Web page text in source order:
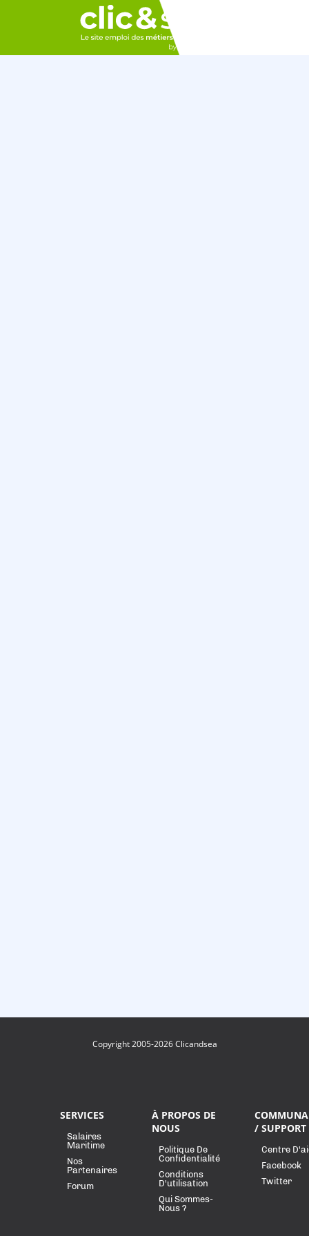
Copyright 2005-2026 Clicandsea
SERVICES
Salaires
Maritime
Nos
Partenaires
Forum
À PROPOS DE
NOUS
Politique De
Confidentialité
Conditions
D'utilisation
Qui Sommes-
Nous ?
/ SUPPORT
Centre
Facebook
Twitter